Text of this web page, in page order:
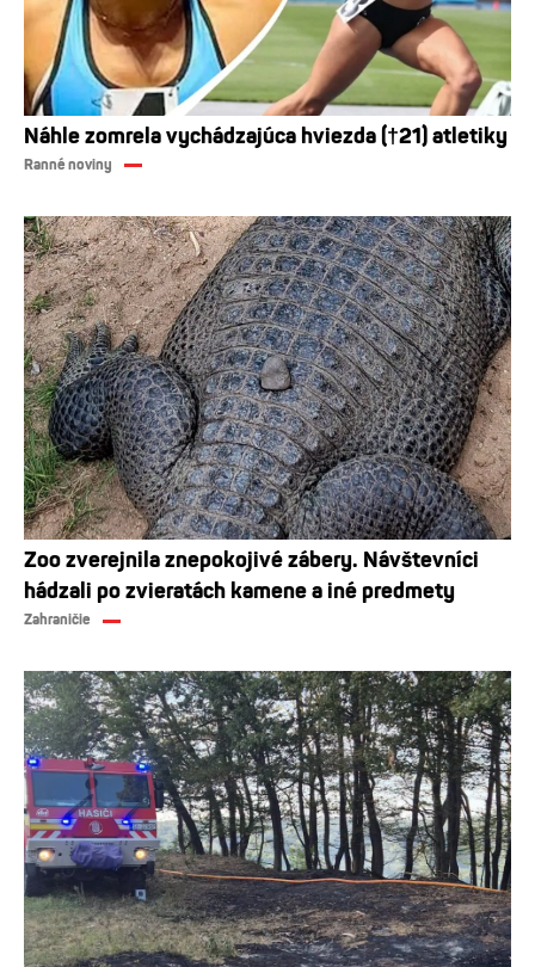
Náhle zomrela vychádzajúca hviezda (†21) atletiky
Ranné noviny
Zoo zverejnila znepokojivé zábery. Návštevníci
hádzali po zvieratách kamene a iné predmety
Zahraničie